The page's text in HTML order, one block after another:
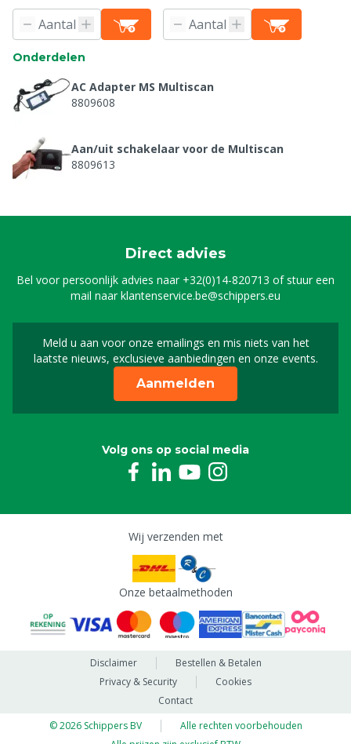
Onderdelen
AC Adapter MS Multiscan
8809608
Aan/uit schakelaar voor de Multiscan
8809613
Auto-oplader DC 12V voor de Multiscan
8809626
8809627
Sondehouder voor multiscan
8809628
Connectie sonde Multiscan, chassis deel
Batterij MS Multiscan digitaal
8809647
Sonde 2.0 voor MS Multiscan
8809750
Direct advies
Bel voor persoonlijk advies naar +32(0)14-820713 of stuur een
mail naarklantenservice.be@schippers.eu
Meld u aan voor onze emailings en mis niets van het
laatste nieuws, exclusieve aanbiedingen en onze events.
Meld u aan voor onze
Aanmelden
Volg ons op social media
Wij verzenden met
Onze betaalmethoden
Disclaimer
Bestellen & Betalen
Privacy & Security
Cookies
Contact
© 2026 Schippers BV
Alle rechten voorbehouden